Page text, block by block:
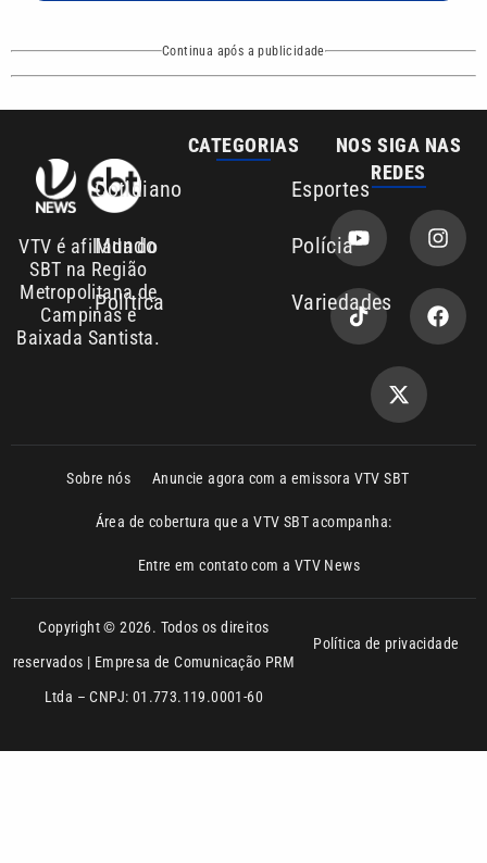
Continua após a publicidade
VTV é afiliada do
SBT na Região
Metropolitana de
Campinas e
Baixada Santista.
CATEGORIAS
Cotidiano Esportes
Mundo Polícia
Política Variedades
NOS SIGA NAS
REDES
Sobre nós Anuncie agora com a emissora VTV SBT
Área de cobertura que a VTV SBT acompanha:
Entre em contato com a VTV News
Copyright © 2026. Todos os direitos
reservados | Empresa de Comunicação PRM
Ltda – CNPJ: 01.773.119.0001-60
Política de privacidade